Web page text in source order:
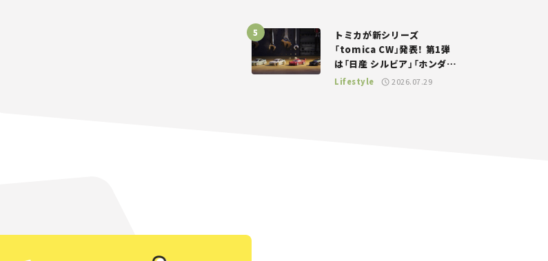
トミカが新シリーズ
「tomica CW」発表！ 第1弾
は「日産 シルビア」「ホンダ
NSX」が登場。世界が注目す
Lifestyle 2026.07.29